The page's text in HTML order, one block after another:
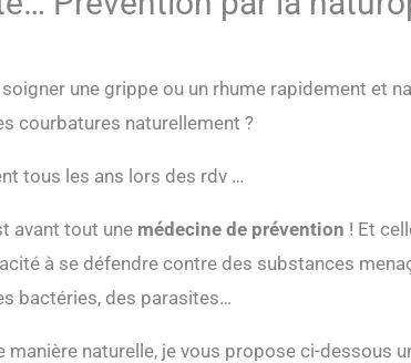
une grippe ou un rhume rapidement et
courbatures naturellement ?
tous les ans lors des rdv …
avant tout une médecine de prévention ! Et
à se défendre contre des substances
bactéries, des parasites…
manière naturelle, je vous propose ci-dessous